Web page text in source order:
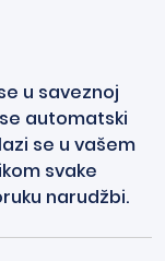
u saveznoj
automatski
se u vašem
svake
narudžbi.